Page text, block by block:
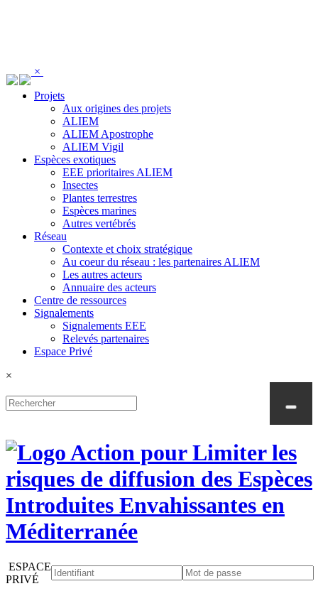
×
Projets
Aux origines des projets
ALIEM
ALIEM Apostrophe
ALIEM Vigil
Espèces exotiques
EEE prioritaires ALIEM
Insectes
Plantes terrestres
Espèces marines
Autres vertébrés
Réseau
Contexte et choix stratégique
Au coeur du réseau : les partenaires ALIEM
Les autres acteurs
Annuaire des acteurs
Centre de ressources
Signalements
Signalements EEE
Relevés partenaires
Espace Privé
×
ESPACE
PRIVÉ